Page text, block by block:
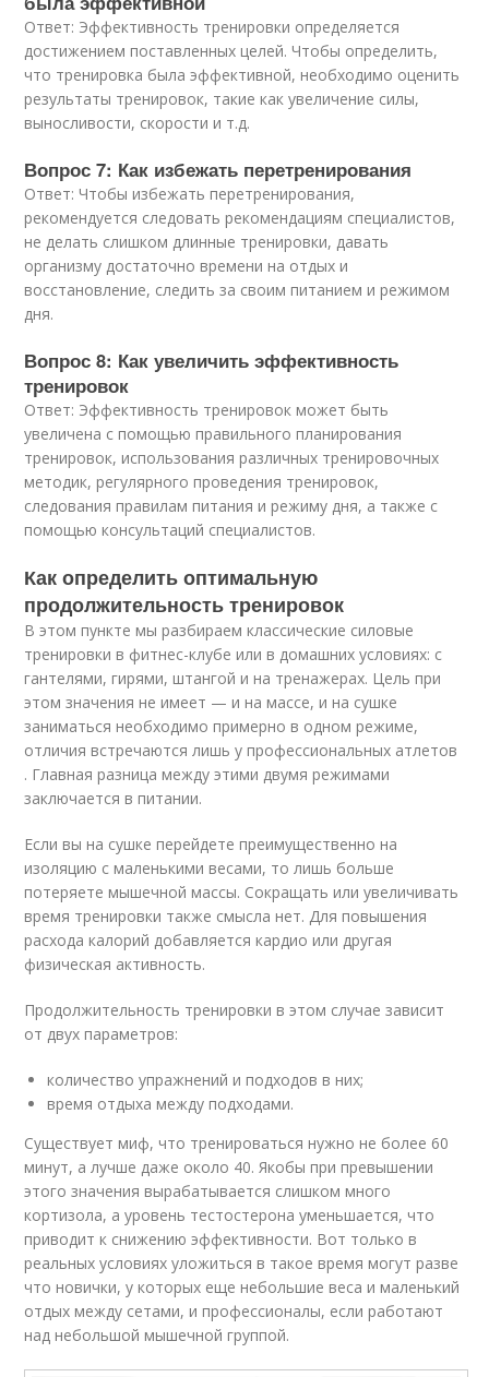
Ответ: Эффективность тренировки определяется
достижением поставленных целей. Чтобы определить,
что тренировка была эффективной, необходимо оценить
результаты тренировок, такие как увеличение силы,
выносливости, скорости и т.д.
Вопрос 7: Как избежать перетренирования
Ответ: Чтобы избежать перетренирования,
рекомендуется следовать рекомендациям специалистов,
не делать слишком длинные тренировки, давать
организму достаточно времени на отдых и
восстановление, следить за своим питанием и режимом
дня.
Вопрос 8: Как увеличить эффективность
тренировок
Ответ: Эффективность тренировок может быть
увеличена с помощью правильного планирования
тренировок, использования различных тренировочных
методик, регулярного проведения тренировок,
следования правилам питания и режиму дня, а также с
помощью консультаций специалистов.
Как определить оптимальную
продолжительность тренировок
В этом пункте мы разбираем классические силовые
тренировки в фитнес-клубе или в домашних условиях: с
гантелями, гирями, штангой и на тренажерах. Цель при
этом значения не имеет — и на массе, и на сушке
заниматься необходимо примерно в одном режиме,
отличия встречаются лишь у профессиональных атлетов
. Главная разница между этими двумя режимами
заключается в питании.
Если вы на сушке перейдете преимущественно на
изоляцию с маленькими весами, то лишь больше
потеряете мышечной массы. Сокращать или увеличивать
время тренировки также смысла нет. Для повышения
расхода калорий добавляется кардио или другая
физическая активность.
Продолжительность тренировки в этом случае зависит
от двух параметров:
количество упражнений и подходов в них;
время отдыха между подходами.
Существует миф, что тренироваться нужно не более 60
минут, а лучше даже около 40. Якобы при превышении
этого значения вырабатывается слишком много
кортизола, а уровень тестостерона уменьшается, что
приводит к снижению эффективности. Вот только в
реальных условиях уложиться в такое время могут разве
что новички, у которых еще небольшие веса и маленький
отдых между сетами, и профессионалы, если работают
над небольшой мышечной группой.